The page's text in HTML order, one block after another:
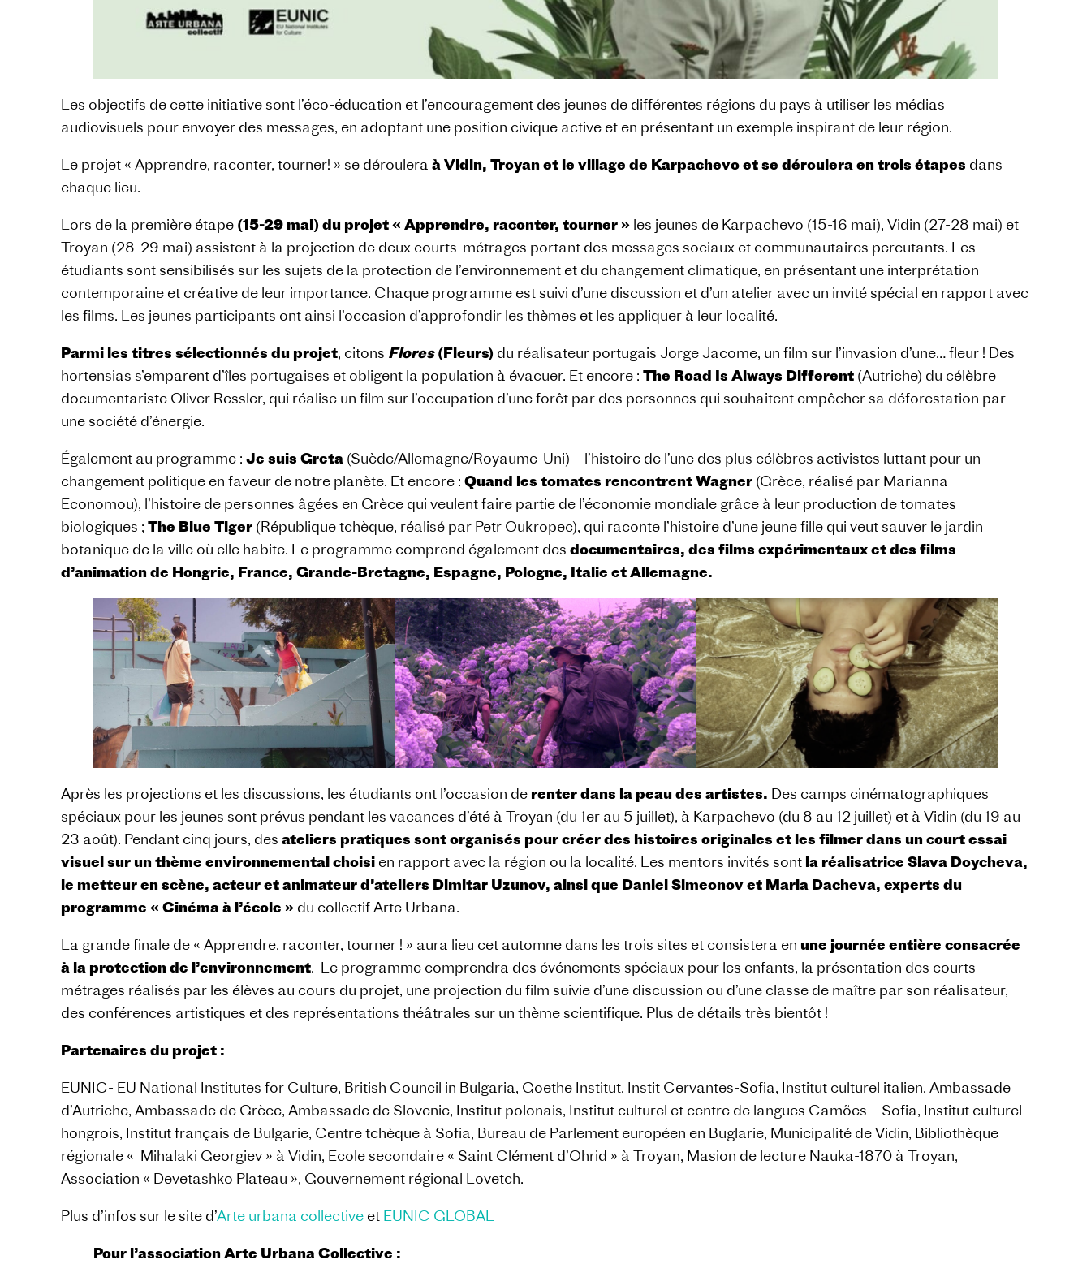
Les objectifs de cette initiative sont l’éco-éducation et l’encouragement des jeunes de différentes régions du pays à utiliser les médias
audiovisuels pour envoyer des messages, en adoptant une position civique active et en présentant un exemple inspirant de leur région.
Le projet « Apprendre, raconter, tourner! » se déroulera à Vidin, Troyan et le village de Karpachevo et se déroulera en trois étapes dans
chaque lieu.
Lors de la première étape (15-29 mai) du projet « Apprendre, raconter, tourner » les jeunes de Karpachevo (15-16 mai), Vidin (27-28 mai) et
Troyan (28-29 mai) assistent à la projection de deux courts-métrages portant des messages sociaux et communautaires percutants. Les
étudiants sont sensibilisés sur les sujets de la protection de l’environnement et du changement climatique, en présentant une interprétation
contemporaine et créative de leur importance. Chaque programme est suivi d’une discussion et d’un atelier avec un invité spécial en rapport avec
les films. Les jeunes participants ont ainsi l’occasion d’approfondir les thèmes et les appliquer à leur localité.
Parmi les titres sélectionnés du projet, citons Flores(Fleurs) du réalisateur portugais Jorge Jacome, un film sur l’invasion d’une… fleur ! Des
hortensias s’emparent d’îles portugaises et obligent la population à évacuer. Et encore : The Road Is Always Different (Autriche) du célèbre
documentariste Oliver Ressler, qui réalise un film sur l’occupation d’une forêt par des personnes qui souhaitent empêcher sa déforestation par
une société d’énergie.
Également au programme : Je suis Greta (Suède/Allemagne/Royaume-Uni) – l’histoire de l’une des plus célèbres activistes luttant pour un
changement politique en faveur de notre planète. Et encore : Quand les tomates rencontrent Wagner (Grèce, réalisé par Marianna
Economou), l’histoire de personnes âgées en Grèce qui veulent faire partie de l’économie mondiale grâce à leur production de tomates
biologiques ; The Blue Tiger (République tchèque, réalisé par Petr Oukropec), qui raconte l’histoire d’une jeune fille qui veut sauver le jardin
botanique de la ville où elle habite. Le programme comprend également des documentaires, des films expérimentaux et des films
d’animation de Hongrie, France, Grande-Bretagne, Espagne, Pologne, Italie et Allemagne.
Après les projections et les discussions, les étudiants ont l’occasion de renter dans la peau des artistes. Des camps cinématographiques
spéciaux pour les jeunes sont prévus pendant les vacances d’été à Troyan (du 1er au 5 juillet), à Karpachevo (du 8 au 12 juillet) et à Vidin (du 19 au
23 août). Pendant cinq jours, des ateliers pratiques sont organisés pour créer des histoires originales et les filmer dans un court essai
visuel sur un thème environnemental choisi en rapport avec la région ou la localité. Les mentors invités sont la réalisatrice Slava Doycheva,
le metteur en scène, acteur et animateur d’ateliers Dimitar Uzunov, ainsi que Daniel Simeonov et Maria Dacheva, experts du
programme « Cinéma à l’école » du collectif Arte Urbana.
La grande finale de « Apprendre, raconter, tourner ! » aura lieu cet automne dans les trois sites et consistera en une journée entière consacrée
à la protection de l’environnement. Le programme comprendra des événements spéciaux pour les enfants, la présentation des courts
métrages réalisés par les élèves au cours du projet, une projection du film suivie d’une discussion ou d’une classe de maître par son réalisateur,
des conférences artistiques et des représentations théâtrales sur un thème scientifique. Plus de détails très bientôt !
Partenaires du projet :
EUNIC- EU National Institutes for Culture, British Council in Bulgaria, Goethe Institut, Instit Cervantes-Sofia, Institut culturel italien, Ambassade
d’Autriche, Ambassade de Grèce, Ambassade de Slovenie, Institut polonais, Institut culturel et centre de langues Camões – Sofia, Institut culturel
hongrois, Institut français de Bulgarie, Centre tchèque à Sofia, Bureau de Parlement européen en Buglarie, Municipalité de Vidin, Bibliothèque
régionale « Mihalaki Georgiev » à Vidin, Ecole secondaire « Saint Clément d’Ohrid » à Troyan, Masion de lecture Nauka-1870 à Troyan,
Association « Devetashko Plateau », Gouvernement régional Lovetch.
Plus d’infos sur le site d’Arte urbana collective et EUNIC GLOBAL
Pour l’association Arte Urbana Collective :